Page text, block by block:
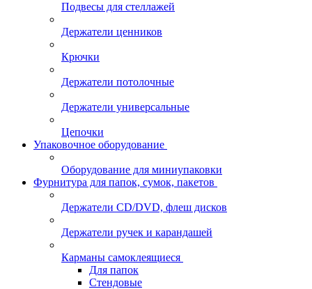
Подвесы для стеллажей
Держатели ценников
Крючки
Держатели потолочные
Держатели универсальные
Цепочки
Упаковочное оборудование
Оборудование для миниупаковки
Фурнитура для папок, сумок, пакетов
Держатели CD/DVD, флеш дисков
Держатели ручек и карандашей
Карманы самоклеящиеся
Для папок
Стендовые